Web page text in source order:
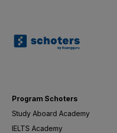
Program Schoters
Study Aboard Academy
IELTS Academy